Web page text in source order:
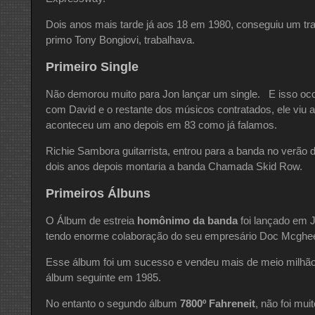
Dois anos mais tarde já aos 18 em 1980, conseguiu um
primo Tony Bongiovi, trabalhava.
Primeiro Single
Não demorou muito para Jon lançar um single. E isso
com David e o restante dos músicos contratados, ele viu
aconteceu um ano depois em 83 como já falamos.
Richie Sambora guitarrista, entrou para a banda no verão
dois anos depois montaria a banda Chamada Skid Row.
Primeiros Álbuns
O Álbum de estreia homônimo da banda foi lançado em
tendo enorme colaboração do seu empresário Doc
Esse álbum foi um sucesso e vendeu mais de meio
álbum seguinte em 1985.
No entanto o segundo álbum 7800º Fahreneit, não foi